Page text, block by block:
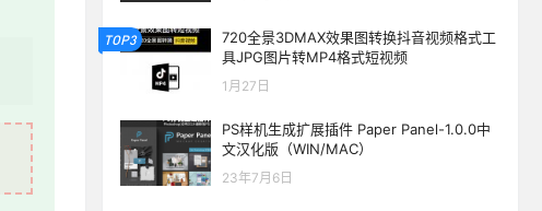
TOP3
720全景3DMAX效果图转换抖音视频格式工
具JPG图片转MP4格式短视频
1月27日
PS样机生成扩展插件 Paper Panel-1.0.0中
文汉化版（WIN/MAC）
23年7月6日